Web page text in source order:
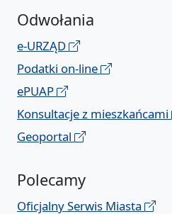
Odwołania
e-URZĄD
Podatki on-line
ePUAP
Konsultacje z mieszkańcami
Geoportal
Polecamy
Oficjalny Serwis Miasta